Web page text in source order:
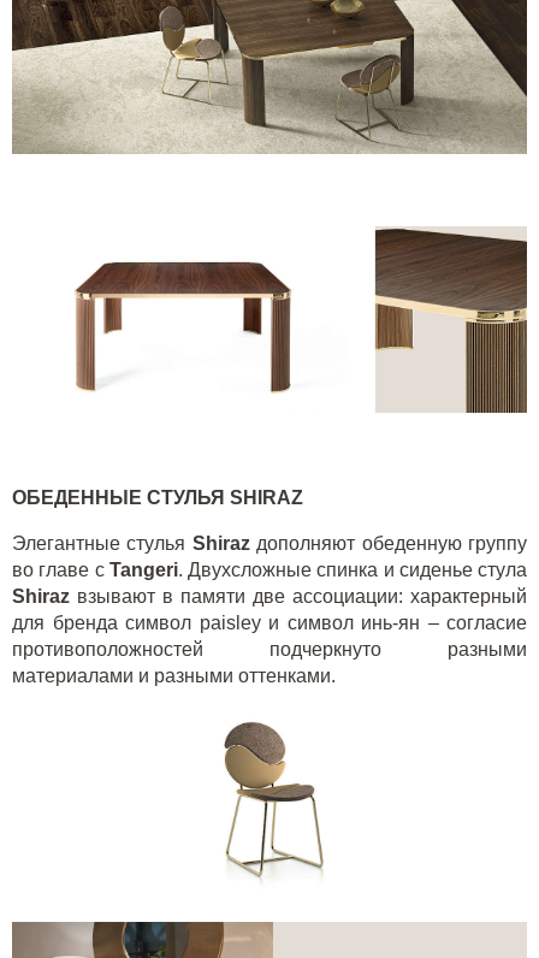
ОБЕДЕННЫЕ СТУЛЬЯ SHIRAZ
Элегантные стулья Shiraz дополняют обеденную группу
во главе с Tangeri. Двухсложные спинка и сиденье стула
Shiraz взывают в памяти две ассоциации: характерный
для бренда символ paisley и символ инь-ян – согласие
противоположностей подчеркнуто разными
материалами и разными оттенками.